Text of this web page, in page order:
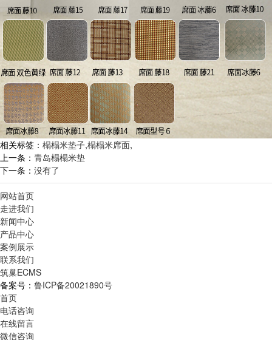
相关标签： 榻榻米垫子,榻榻米席面,
上一条： 青岛榻榻米垫
下一条： 没有了
网站首页
走进我们
新闻中心
产品中心
案例展示
联系我们
筑巢ECMS
备案号： 鲁ICP备20021890号
首页
电话咨询
在线留言
微信咨询